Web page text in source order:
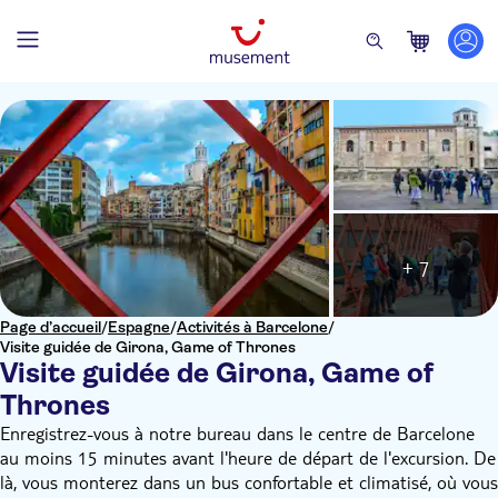
Page d’accueil/Espagne/Activités à Barcelone/
Visite guidée de Girona, Game of Thrones
Visite guidée de Girona, Game of
Thrones
+ 7
Enregistrez-vous à notre bureau dans le centre de Barcelone
au moins 15 minutes avant l'heure de départ de l'excursion. De
là, vous monterez dans un bus confortable et climatisé, où vous